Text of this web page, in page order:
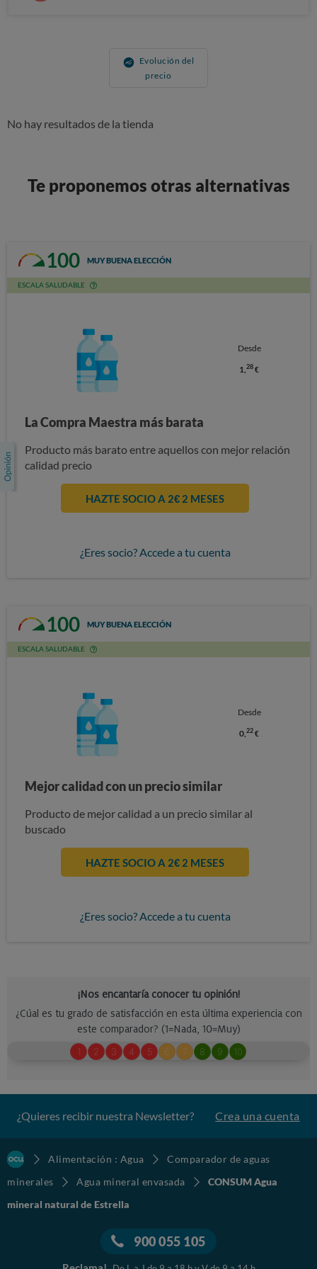
Evolución del
precio
No hay resultados de la tienda
Te proponemos otras alternativas
100 MUY BUENA ELECCIÓN
ESCALA SALUDABLE
Desde
1,28 €
La Compra Maestra más barata
Producto más barato entre aquellos con mejor relación
calidad precio
HAZTE SOCIO A 2€ 2 MESES
¿Eres socio? Accede a tu cuenta
100 MUY BUENA ELECCIÓN
ESCALA SALUDABLE
Desde
0,22 €
Mejor calidad con un precio similar
Producto de mejor calidad a un precio similar al
buscado
HAZTE SOCIO A 2€ 2 MESES
¿Eres socio? Accede a tu cuenta
¿Quieres recibir nuestra Newsletter? Crea una cuenta
Alimentación : Agua
Comparador de aguas
minerales
Agua mineral envasada
CONSUM Agua
mineral natural de Estrella
900 055 105